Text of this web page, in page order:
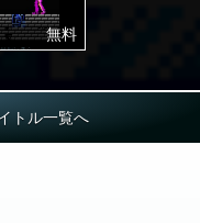
無料
トル一覧へ